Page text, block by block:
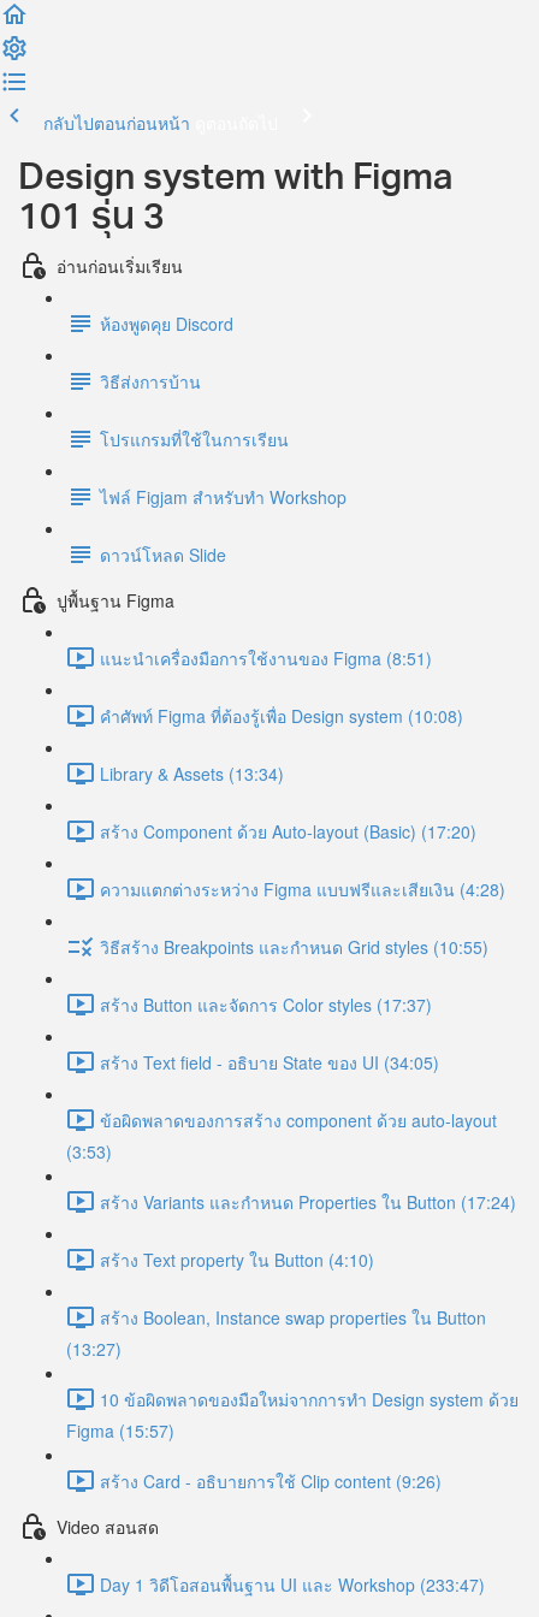
กลับไปตอนก่อนหน้า
Design system with Figma
101 รุ่น 3
อ่านก่อนเริ่มเรียน
ห้องพูดคุย Discord
วิธีส่งการบ้าน
โปรแกรมที่ใช้ในการเรียน
ไฟล์ Figjam สำหรับทำ Workshop
ดาวน์โหลด Slide
ปูพื้นฐาน Figma
แนะนำเครื่องมือการใช้งานของ Figma (8:51)
คำศัพท์ Figma ที่ต้องรู้เพื่อ Design system (10:08)
Library & Assets (13:34)
สร้าง Component ด้วย Auto-layout (Basic) (17:20)
ความแตกต่างระหว่าง Figma แบบฟรีและเสียเงิน (4:28)
วิธีสร้าง Breakpoints และกำหนด Grid styles (10:55)
สร้าง Button และจัดการ Color styles (17:37)
สร้าง Text field - อธิบาย State ของ UI (34:05)
ข้อผิดพลาดของการสร้าง component ด้วย auto-layout
(3:53)
สร้าง Variants และกำหนด Properties ใน Button (17:24)
สร้าง Text property ใน Button (4:10)
สร้าง Boolean, Instance swap properties ใน Button
(13:27)
10 ข้อผิดพลาดของมือใหม่จากการทำ Design system ด้วย
Figma (15:57)
สร้าง Card - อธิบายการใช้ Clip content (9:26)
Video สอนสด
Day 1 วิดีโอสอนพื้นฐาน UI และ Workshop (233:47)